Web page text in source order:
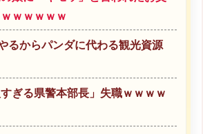
ｗｗｗｗｗ
るからパンダに代わる観光資源
すぎる県警本部長」失職ｗｗｗｗ